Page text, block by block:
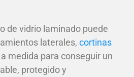
de vidrio laminado puede
laterales, cortinas
medida para conseguir un
protegido y